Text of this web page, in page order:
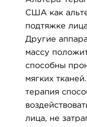
США как
подтяжке
Другие
массу
способны
мягких
терапия
лица, не